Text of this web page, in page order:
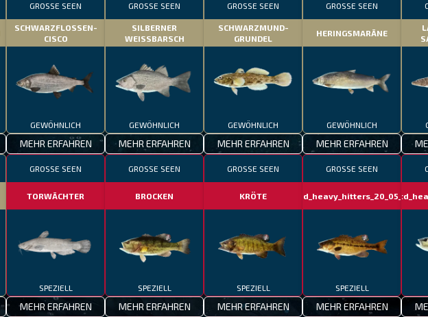
GROSSE SEEN
SCHWARZFLOSSEN-
CISCO
GEWÖHNLICH
MEHR ERFAHREN
GROSSE SEEN
SILBERNER
WEISSBARSCH
GEWÖHNLICH
MEHR ERFAHREN
GROSSE SEEN
SCHWARZMUND-
GRUNDEL
GEWÖHNLICH
MEHR ERFAHREN
GROSSE SEEN
HERINGSMARÄNE
GEWÖHNLICH
MEHR ERFAHREN
GROSSE SEEN
TORWÄCHTER
SPEZIELL
MEHR ERFAHREN
GROSSE SEEN
BROCKEN
SPEZIELL
MEHR ERFAHREN
GROSSE SEEN
KRÖTE
SPEZIELL
MEHR ERFAHREN
GROSSE SEEN
fotd_heavy_hitters_20_05_24
SPEZIELL
MEHR ERFAHREN